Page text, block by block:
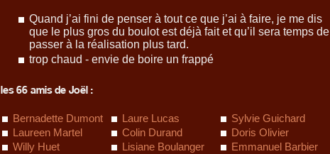
Quand j’ai fini de penser à tout ce que j’ai à faire, je me dis
que le plus gros du boulot est déjà fait et qu’il sera temps de
passer à la réalisation plus tard.
trop chaud - envie de boire un frappé
les 66 amis de Joël :
Bernadette Dumont Laure Lucas
Sylvie Guichard
Laureen Martel
Colin Durand
Doris Olivier
Willy Huet
Lisiane Boulanger
Emmanuel Barbier